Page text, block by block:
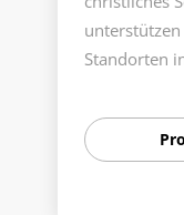
Standorten
Leben im
Kurhaus in